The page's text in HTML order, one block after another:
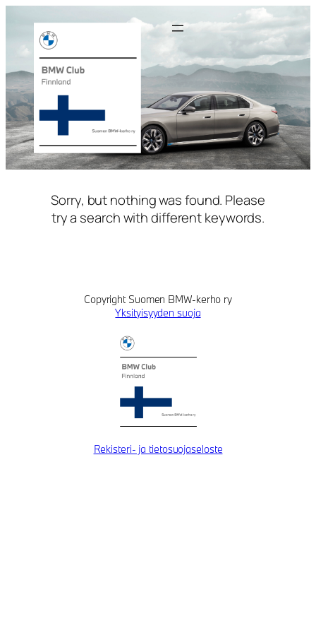
sisältöön
Sorry, but nothing was found. Please
try a search with different keywords.
Copyright Suomen BMW-kerho ry
Yksityisyyden suoja
Rekisteri- ja tietosuojaseloste